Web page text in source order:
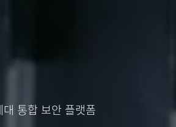
대 통합 보안 플랫폼
크로드 보호에 최적화된 보안
대 통합 보안 플랫폼